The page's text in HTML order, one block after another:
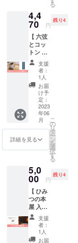
れませ
ん） ・
配信日
時：
2023年
5月12日
(金)
19:00〜
21:00（
予定）
・配信
方法：
ZOOM
Facebo
開グ
ループ
カイ
ブ：
Facebo
okグ
ループ
内で1ヶ
月ほど
視聴可
入者に
してみ
てくだ
さい！
なお、
このイ
ベント
では
「Pacifi
Coffee
」の南
太平洋
コー
ヒーが
付いて
す。 美
味しい
飲みな
がら、
まった
りとし
た気分
でご参
加いた
だける
と嬉し
とは何
か』
（87
ペー
ジ） ・
書籍
『ブ
ルー
カーボ
ンとは
何か』
（71
ペー
ジ） ・
お礼の
セージ
〈 株式
部 〉
HP：
https://
mirai-
sozo.w
ork/
Facebo
ok：
https://
ロマミ
ストを
販売す
るプロ
ジェク
トをサ
ポート
させて
いただ
きまし
た。 心
を落ち
着かせ
るビ
ターオ
レンジ
油など
息モー
ドに
チェン
ジさせ
る力が
強いと
言われ
るビ
ターオ
レンジ
式会
社』と
のコラ
ボリ
ターン
です。
奥深い
「志原
海岸の
魅力」
を多く
の人に
伝える
ために
制作費
用をク
ラウド
めて完
成した
アート
写真集
『志原
海岸』
を1冊お
届けし
ます。
（photo
る
4,4
70 円
残り4
【 六弦
とコッ
トン オ
リジナ
ル商品
セット
】\\ コラ
ボリ
ターン //
過去に
担当し
た起案
者・名
古屋市
有松の
ギャラ
茶
『ARIM
ATSU
cafe|sp
ace 六
弦と
コット
ン』と
のコラ
ボリ
支援
者：
1人
お届
け予
定：
2023
年06
月
詳細を見る
こ
の
リ
タ
ー
ン
を
選
択
す
る
5,0
00 円
残り4
【 ひみ
つの本
屋 入場
券10枚
】\\ コラ
ボリ
ターン //
支援
者：
1人
お届